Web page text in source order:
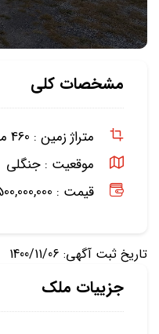
مشخصات کلی
متراژ زمین : 460 متر
موقعیت : جنگلی
قیمت : 2,500,000,000 تومان /
تاریخ ثبت آگهی: 1400/11/06
جزییات ملک